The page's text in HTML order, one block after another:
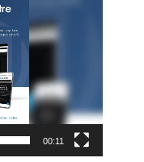
00:11